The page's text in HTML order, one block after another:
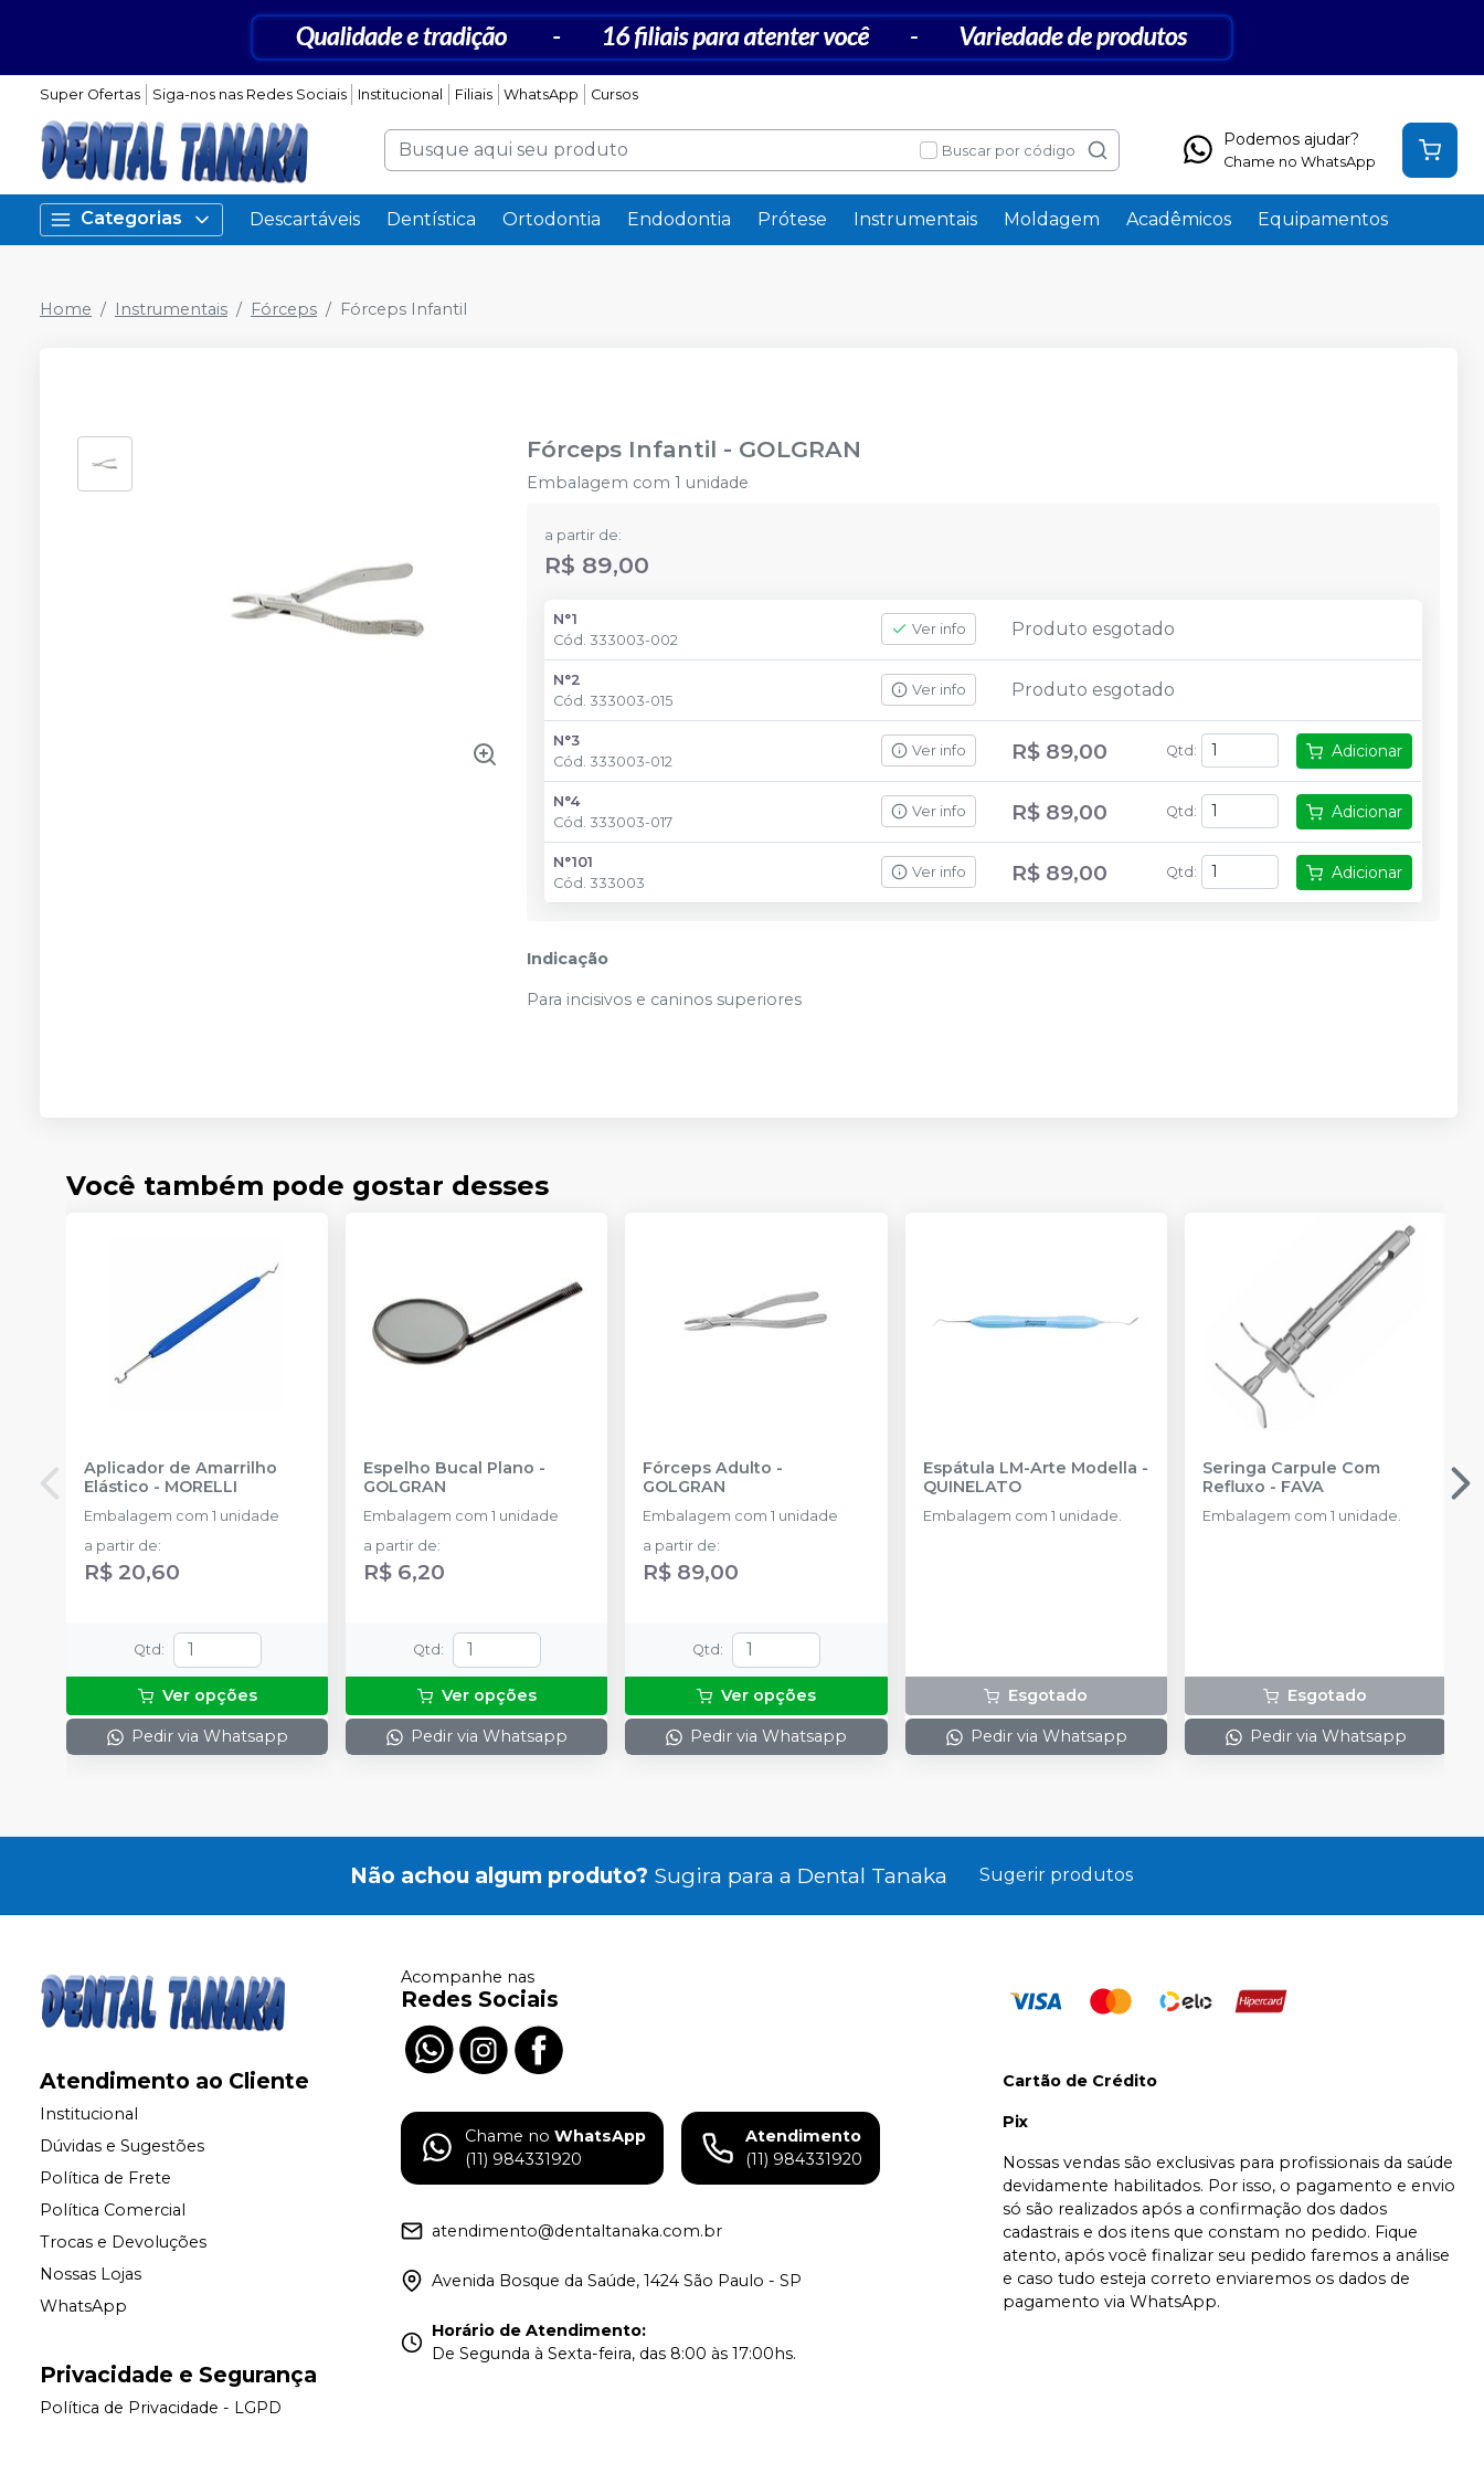
Super Ofertas Siga-nos nas Redes Sociais Institucional Filiais WhatsApp Cursos
Buscar por código
Podemos ajudar?
Chame no WhatsApp
Categorias Descartáveis Dentística Ortodontia Endodontia Prótese Instrumentais Moldagem Acadêmicos Equipamentos
Home Instrumentais Fórceps Fórceps Infantil
Fórceps Infantil - GOLGRAN
Embalagem com 1 unidade
a partir de:
R$ 89,00
N°1
Cód.333003-002
Ver info Produto esgotado
N°2
Cód.333003-015
Ver info Produto esgotado
N°3
Cód.333003-012
Ver info R$ 89,00 Qtd : Adicionar
N°4
Cód.333003-017
Ver info R$ 89,00 Qtd : Adicionar
N°101
Cód.333003
Ver info R$ 89,00 Qtd : Adicionar
Indicação
Para incisivos e caninos superiores
Você também pode gostar desses
Aplicador de Amarrilho
Elástico - MORELLI
Embalagem com 1 unidade
a partir de:
R$ 20,60
Qtd :
Ver opções
Pedir via Whatsapp
Espelho Bucal Plano -
GOLGRAN
Embalagem com 1 unidade
a partir de:
R$ 6,20
Qtd :
Ver opções
Pedir via Whatsapp
Fórceps Adulto -
GOLGRAN
Embalagem com 1 unidade
a partir de:
R$ 89,00
Qtd :
Ver opções
Pedir via Whatsapp
Espátula LM-Arte Modella -
QUINELATO
Embalagem com 1 unidade.
Esgotado
Pedir via Whatsapp
Seringa Carpule Com
Refluxo - FAVA
Embalagem com 1 unidade.
Esgotado
Pedir via Whatsapp
Não achou algum produto? Sugira para a Dental Tanaka Sugerir produtos
Atendimento ao Cliente
Institucional
Dúvidas e Sugestões
Política de Frete
Política Comercial
Trocas e Devoluções
Nossas Lojas
WhatsApp
Privacidade e Segurança
Política de Privacidade - LGPD
Acompanhe nas
Redes Sociais
Chame no WhatsApp
(11) 984331920
Atendimento
(11) 984331920
atendimento@dentaltanaka.com.br
Avenida Bosque da Saúde, 1424 São Paulo - SP
Horário de Atendimento:
De Segunda à Sexta-feira, das 8:00 às 17:00hs.
Cartão de Crédito
Pix
Nossas vendas são exclusivas para profissionais da saúde
devidamente habilitados. Por isso, o pagamento e envio
só são realizados após a confirmação dos dados
cadastrais e dos itens que constam no pedido. Fique
atento, após você finalizar seu pedido faremos a análise
e caso tudo esteja correto enviaremos os dados de
pagamento via WhatsApp.